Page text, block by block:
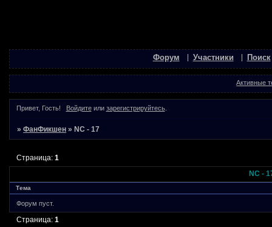
Форум Участники Поиск
Активные
Привет, Гость! Войдитеили зарегистрируйтесь.
»ФанФикшен »NC - 17
NC -
Страница:1
Тема
Форум пуст.
Страница:1